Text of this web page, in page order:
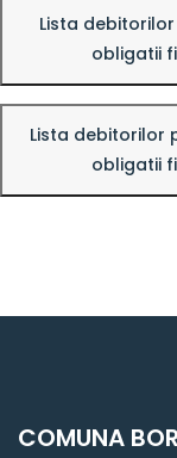
Lista
obligatii
Lista debitorilor
obligatii
COMUNA